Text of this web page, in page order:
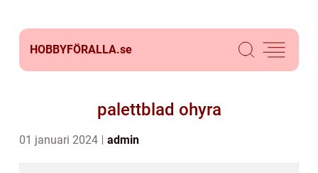
HOBBYFÖRALLA.se
palettblad ohyra
01 januari 2024 admin